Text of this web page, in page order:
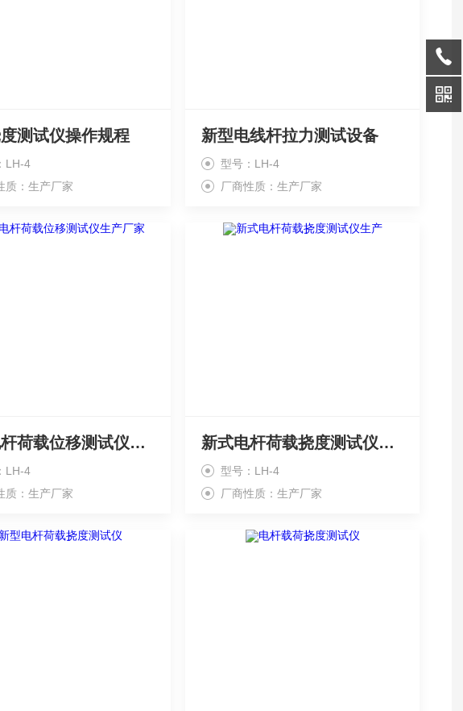
测试仪操作规程
LH-4
质：生产厂家
新型电线杆拉力测试设备
型号：LH-4
厂商性质：生产厂家
新型电杆荷载位移测试仪生产厂家
LH-4
质：生产厂家
新式电杆荷载挠度测试仪生产
型号：LH-4
厂商性质：生产厂家